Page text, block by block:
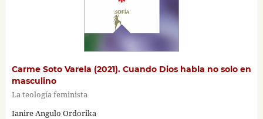
Carme Soto Varela (2021). Cuando Dios habla no solo en
masculino
La teología feminista
Ianire Angulo Ordorika